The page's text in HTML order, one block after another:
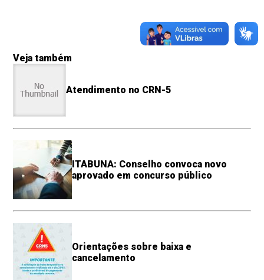
Veja também
Atendimento no CRN-5
ITABUNA: Conselho convoca novo
aprovado em concurso público
Orientações sobre baixa e
cancelamento